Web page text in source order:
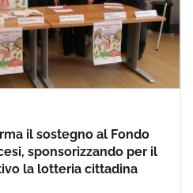
il sostegno al Fondo
sponsorizzando per il
la lotteria cittadina